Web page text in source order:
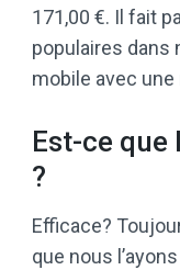
171,00 €. Il fait
populaires dans
mobile avec
Est-ce que
?
Efficace?
que nous